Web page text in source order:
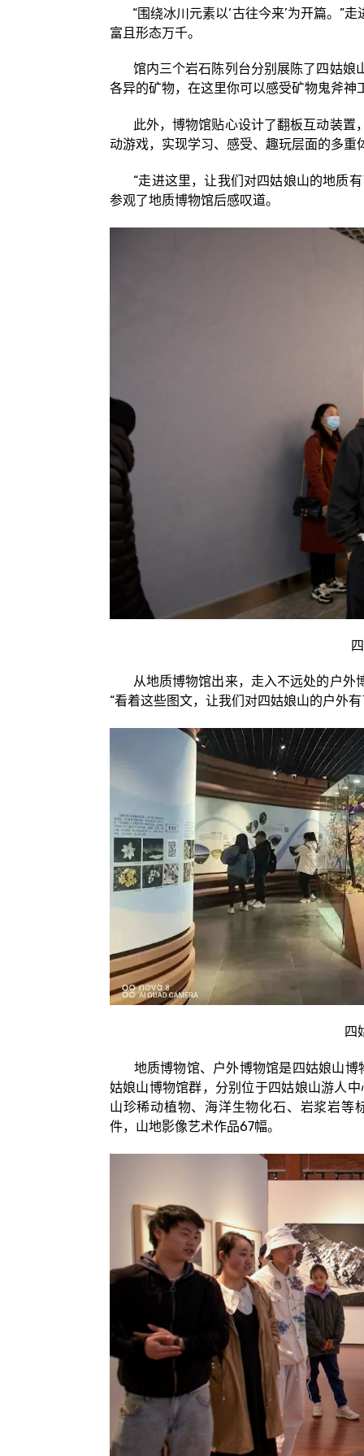
“围绕冰川元素以‘古往今来’为开篇。”
富且形态万千。
馆内三个岩石陈列台分别展陈了四姑娘
各异的矿物，在这里你可以感受矿物鬼斧
此外，博物馆贴心设计了翻板互动装置
动游戏，实现学习、感受、趣玩层面的多重
“走进这里，让我们对四姑娘山的地质有
参观了地质博物馆后感叹道。
从地质博物馆出来，走入不远处的户外
“看着这些图文，让我们对四姑娘山的户外
四
地质博物馆、户外博物馆是四姑娘山博
姑娘山博物馆群，分别位于四姑娘山游人
山珍稀动植物、海洋生物化石、岩浆岩等
件，山地影像艺术作品67幅。